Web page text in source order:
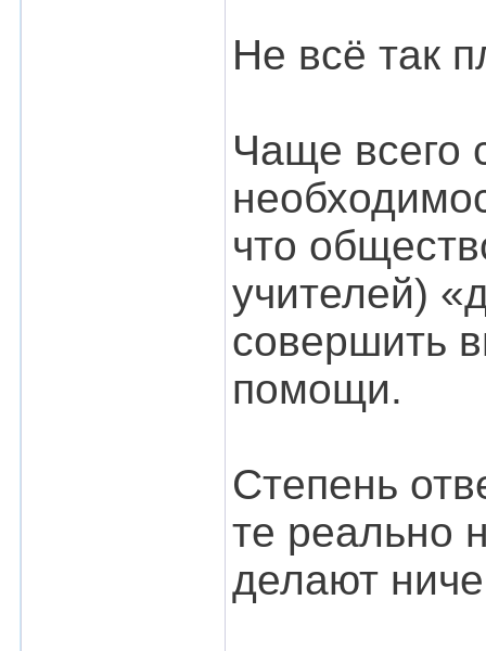
Не всё так
Чаще всего
что
учителей)
совершить
помощи.
Степень
те реально
делают